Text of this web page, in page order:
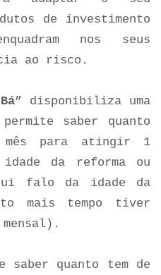
de investimento
nos seus
ao risco.
” disponibiliza uma
saber quanto
mês para atingir 1
da reforma ou
falo da idade da
mais tempo tiver
saber quanto tem de